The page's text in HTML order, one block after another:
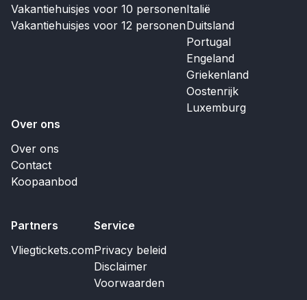
Vakantiehuisjes voor 10 personen
Vakantiehuisjes voor 12 personen
Italië
Duitsland
Portugal
Engeland
Griekenland
Oostenrijk
Luxemburg
Over ons
Over ons
Contact
Koopaanbod
Partners
Vliegtickets.com
Service
Privacy beleid
Disclaimer
Voorwaarden